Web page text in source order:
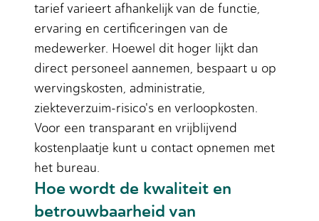
tarief varieert afhankelijk van de functie,
ervaring en certificeringen van de
medewerker. Hoewel dit hoger lijkt dan
direct personeel aannemen, bespaart u op
wervingskosten, administratie,
ziekteverzuim-risico's en verloopkosten.
Voor een transparant en vrijblijvend
kostenplaatje kunt u contact opnemen met
het bureau.
Hoe wordt de kwaliteit en
betrouwbaarheid van